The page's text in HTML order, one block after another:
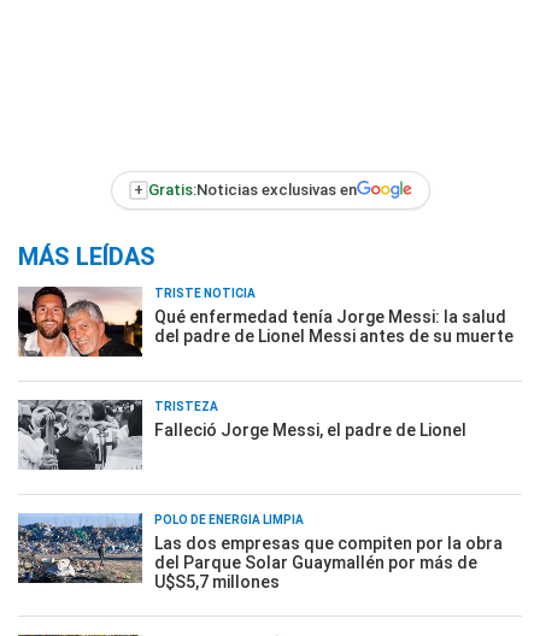
+ Gratis:Noticias exclusivas en
MÁS LEÍDAS
TRISTE NOTICIA
Qué enfermedad tenía Jorge Messi: la salud
del padre de Lionel Messi antes de su muerte
TRISTEZA
Falleció Jorge Messi, el padre de Lionel
POLO DE ENERGÍA LIMPIA
Las dos empresas que compiten por la obra
del Parque Solar Guaymallén por más de
U$S5,7 millones